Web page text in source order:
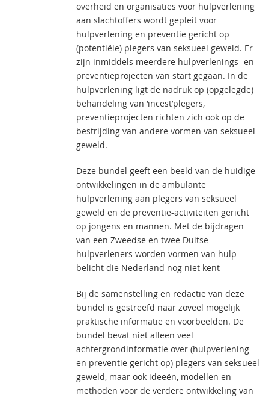
overheid en organisaties voor hulpverlening
aan slachtoffers wordt gepleit voor
hulpverlening en preventie gericht op
(potentiële) plegers van seksueel geweld. Er
zijn inmiddels meerdere hulpverlenings- en
preventieprojecten van start gegaan. In de
hulpverlening ligt de nadruk op (opgelegde)
behandeling van ‘incest’plegers,
preventieprojecten richten zich ook op de
bestrijding van andere vormen van seksueel
geweld.
Deze bundel geeft een beeld van de huidige
ontwikkelingen in de ambulante
hulpverlening aan plegers van seksueel
geweld en de preventie-activiteiten gericht
op jongens en mannen. Met de bijdragen
van een Zweedse en twee Duitse
hulpverleners worden vormen van hulp
belicht die Nederland nog niet kent
Bij de samenstelling en redactie van deze
bundel is gestreefd naar zoveel mogelijk
praktische informatie en voorbeelden. De
bundel bevat niet alleen veel
achtergrondinformatie over (hulpverlening
en preventie gericht op) plegers van seksueel
geweld, maar ook ideeën, modellen en
methoden voor de verdere ontwikkeling van